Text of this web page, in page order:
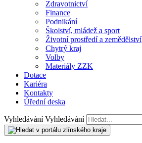
Zdravotnictví
Finance
Podnikání
Školství, mládež a sport
Životní prostředí a zemědělství
Chytrý kraj
Volby
Materiály ZZK
Dotace
Kariéra
Kontakty
Úřední deska
Vyhledávání Vyhledávání